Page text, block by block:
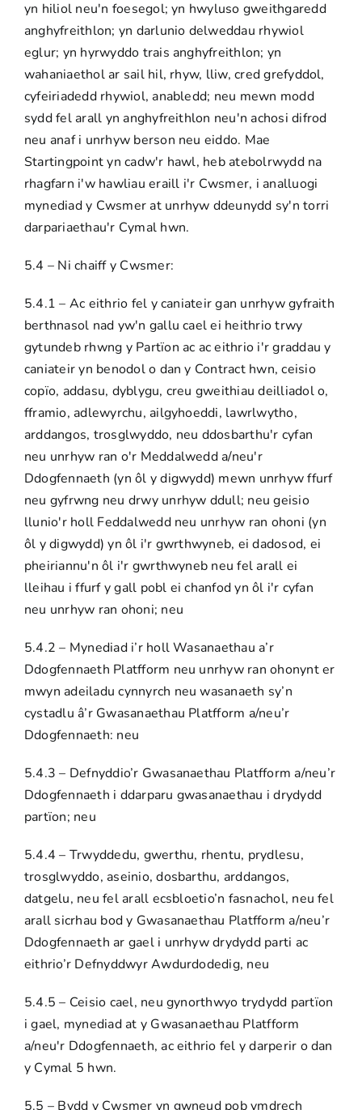
yn hiliol neu'n foesegol; yn hwyluso gweithgaredd
anghyfreithlon; yn darlunio delweddau rhywiol
eglur; yn hyrwyddo trais anghyfreithlon; yn
wahaniaethol ar sail hil, rhyw, lliw, cred grefyddol,
cyfeiriadedd rhywiol, anabledd; neu mewn modd
sydd fel arall yn anghyfreithlon neu'n achosi difrod
neu anaf i unrhyw berson neu eiddo. Mae
Startingpoint yn cadw'r hawl, heb atebolrwydd na
rhagfarn i'w hawliau eraill i'r Cwsmer, i analluogi
mynediad y Cwsmer at unrhyw ddeunydd sy'n torri
darpariaethau'r Cymal hwn.
5.4 – Ni chaiff y Cwsmer:
5.4.1 – Ac eithrio fel y caniateir gan unrhyw gyfraith
berthnasol nad yw'n gallu cael ei heithrio trwy
gytundeb rhwng y Partïon ac ac eithrio i'r graddau y
caniateir yn benodol o dan y Contract hwn, ceisio
copïo, addasu, dyblygu, creu gweithiau deilliadol o,
fframio, adlewyrchu, ailgyhoeddi, lawrlwytho,
arddangos, trosglwyddo, neu ddosbarthu'r cyfan
neu unrhyw ran o'r Meddalwedd a/neu'r
Ddogfennaeth (yn ôl y digwydd) mewn unrhyw ffurf
neu gyfrwng neu drwy unrhyw ddull; neu geisio
llunio'r holl Feddalwedd neu unrhyw ran ohoni (yn
ôl y digwydd) yn ôl i'r gwrthwyneb, ei dadosod, ei
pheiriannu'n ôl i'r gwrthwyneb neu fel arall ei
lleihau i ffurf y gall pobl ei chanfod yn ôl i'r cyfan
neu unrhyw ran ohoni; neu
5.4.2 – Mynediad i’r holl Wasanaethau a’r
Ddogfennaeth Platfform neu unrhyw ran ohonynt er
mwyn adeiladu cynnyrch neu wasanaeth sy’n
cystadlu â’r Gwasanaethau Platfform a/neu’r
Ddogfennaeth: neu
5.4.3 – Defnyddio’r Gwasanaethau Platfform a/neu’r
Ddogfennaeth i ddarparu gwasanaethau i drydydd
partïon; neu
5.4.4 – Trwyddedu, gwerthu, rhentu, prydlesu,
trosglwyddo, aseinio, dosbarthu, arddangos,
datgelu, neu fel arall ecsbloetio’n fasnachol, neu fel
arall sicrhau bod y Gwasanaethau Platfform a/neu’r
Ddogfennaeth ar gael i unrhyw drydydd parti ac
eithrio’r Defnyddwyr Awdurdodedig, neu
5.4.5 – Ceisio cael, neu gynorthwyo trydydd partïon
i gael, mynediad at y Gwasanaethau Platfform
a/neu'r Ddogfennaeth, ac eithrio fel y darperir o dan
y Cymal 5 hwn.
5.5 – Bydd y Cwsmer yn gwneud pob ymdrech